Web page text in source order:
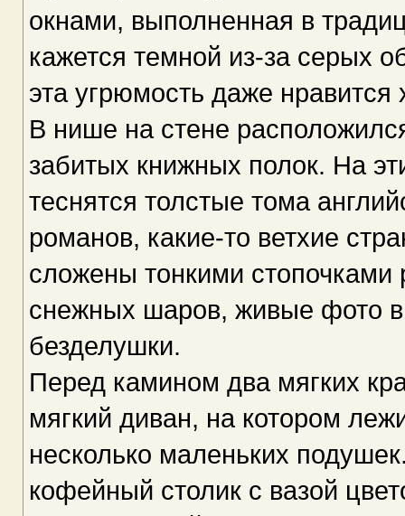
окнами, выполненная в
кажется темной из-за серых
эта угрюмость даже нравится
В нише на стене
забитых книжных полок. На
теснятся толстые тома
романов, какие-то ветхие
сложены тонкими
снежных шаров, живые фото
безделушки.
Перед камином два мягких
мягкий диван, на котором
несколько маленьких
кофейный столик с вазой